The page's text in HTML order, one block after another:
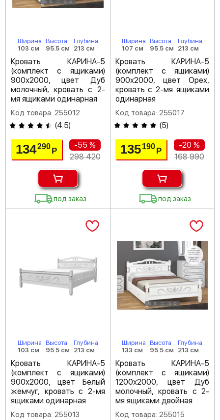
Ширина
103 см
Высота
95.5 см
Глубина
213 см
Кровать КАРИНА-5
(комплект с ящиками)
900х2000, цвет Дуб
молочный, кровать с 2-
мя ящиками одинарная
Код товара: 255012
(4.5)
134290Р
-55 %
298 420
под заказ
Ширина
107 см
Высота
95.5 см
Глубина
213 см
Кровать КАРИНА-5
(комплект с ящиками)
900х2000, цвет Орех,
кровать с 2-мя ящиками
одинарная
Код товара: 255017
(5)
135 190 Р
-20 %
168 990
под заказ
Ширина
103 см
Высота
95.5 см
Глубина
213 см
Кровать КАРИНА-5
(комплект с ящиками)
900х2000, цвет Белый
жемчуг, кровать с 2-мя
ящиками одинарная
Код товара: 255013
Ширина
133 см
Высота
95.5 см
Глубина
213 см
Кровать КАРИНА-5
(комплект с ящиками)
1200х2000, цвет Дуб
молочный, кровать с 2-
мя ящиками двойная
Код товара: 255015